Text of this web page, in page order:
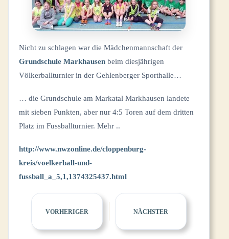
Nicht zu schlagen war die Mädchenmannschaft der
Grundschule Markhausen beim diesjährigen
Völkerballturnier in der Gehlenberger Sporthalle…
… die Grundschule am Markatal Markhausen landete
mit sieben Punkten, aber nur 4:5 Toren auf dem dritten
Platz im Fussballturnier. Mehr ..
http://www.nwzonline.de/cloppenburg-
kreis/voelkerball-und-
fussball_a_5,1,1374325437.html
VORHERIGER NÄCHSTER